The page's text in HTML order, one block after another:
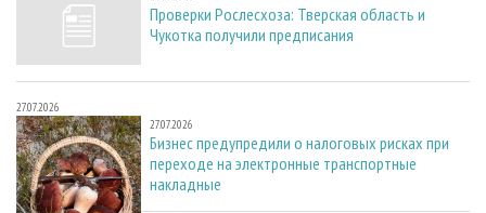
Проверки Рослесхоза: Тверская область и
Чукотка получили предписания
27.07.2026
27.07.2026
Бизнес предупредили о налоговых рисках при
переходе на электронные транспортные
накладные